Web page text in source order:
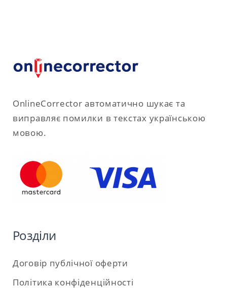
OnlineCorrector автоматично шукає та
виправляє помилки в текстах українською
мовою.
Розділи
Договір публічної оферти
Політика конфіденційності